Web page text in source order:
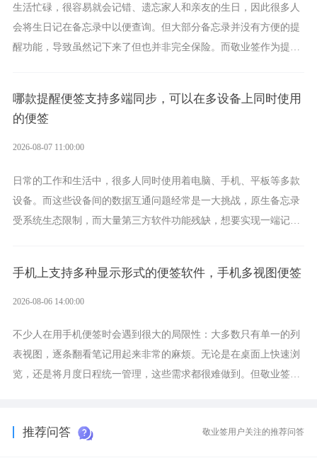
生活忙碌，很容易就会记错、遗忘家人和亲友的生日，因此很多人
会将生日记在备忘录中以便查询。但大部分备忘录并没有方便的提
醒功能，导致虽然记下来了但也并非完全保险。而敬业签作为提醒
哪款提醒便签支持多端同步，可以在多设备上同时使用
的便签
2026-08-07 11:00:00
日常的工作和生活中，很多人同时使用着电脑、手机、平板等多款
设备。而这些设备间的数据互通问题经常是一大挑战，原生备忘录
受系统生态限制，而大量第三方软件功能残缺，想要实现一端记
手机上支持多种显示形式的便签软件，手机多视图便签
2026-08-06 14:00:00
不少人在用手机便签时会遇到很大的局限性：大多数只有单一的列
表视图，逐条翻看笔记用起来非常的麻烦。无论是在桌面上快速浏
览，还是将月度日程统一管理，这些需求都很难做到。但敬业签作
推荐问答 敬业签用户关注的推荐问答